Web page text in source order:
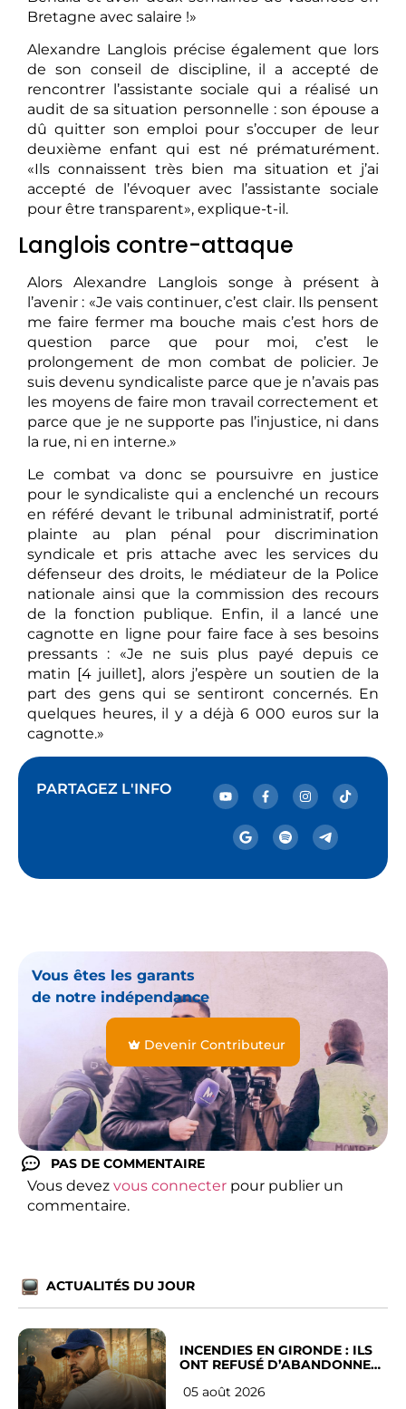
Bretagne avec salaire !»
Alexandre Langlois précise également que lors
de son conseil de discipline, il a accepté de
rencontrer l’assistante sociale qui a réalisé un
audit de sa situation personnelle : son épouse a
dû quitter son emploi pour s’occuper de leur
deuxième enfant qui est né prématurément.
«Ils connaissent très bien ma situation et j’ai
accepté de l’évoquer avec l’assistante sociale
pour être transparent», explique-t-il.
Langlois contre-attaque
Alors Alexandre Langlois songe à présent à
l’avenir : «Je vais continuer, c’est clair. Ils pensent
me faire fermer ma bouche mais c’est hors de
question parce que pour moi, c’est le
prolongement de mon combat de policier. Je
suis devenu syndicaliste parce que je n’avais pas
les moyens de faire mon travail correctement et
parce que je ne supporte pas l’injustice, ni dans
la rue, ni en interne.»
Le combat va donc se poursuivre en justice
pour le syndicaliste qui a enclenché un recours
en référé devant le tribunal administratif, porté
plainte au plan pénal pour discrimination
syndicale et pris attache avec les services du
défenseur des droits, le médiateur de la Police
nationale ainsi que la commission des recours
de la fonction publique. Enfin, il a lancé une
cagnotte en ligne pour faire face à ses besoins
pressants : «Je ne suis plus payé depuis ce
matin [4 juillet], alors j’espère un soutien de la
part des gens qui se sentiront concernés. En
quelques heures, il y a déjà 6 000 euros sur la
cagnotte.»
PARTAGEZ L'INFO
Vous êtes les garants
de notre indépendance
Devenir Contributeur
PAS DE COMMENTAIRE
Vous devez vous connecter pour publier un
commentaire.
ACTUALITÉS DU JOUR
INCENDIES EN GIRONDE : ILS
ONT REFUSÉ D’ABANDONNER
05 août 2026